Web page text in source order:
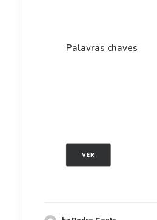
Palavras chaves
VER